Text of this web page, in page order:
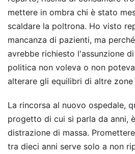
mettere in ombra chi è stato
scaldare la poltrona. Ho visto
mancanza di pazienti, ma
avrebbe richiesto l'assunzione
politica non voleva o non
alterare gli equilibri di altre zone
La rincorsa al nuovo ospedale,
progetto di cui si parla da anni,
distrazione di massa.
tra dieci anni serve solo a non